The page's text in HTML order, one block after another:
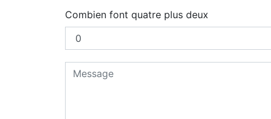
Combien font quatre plus deux